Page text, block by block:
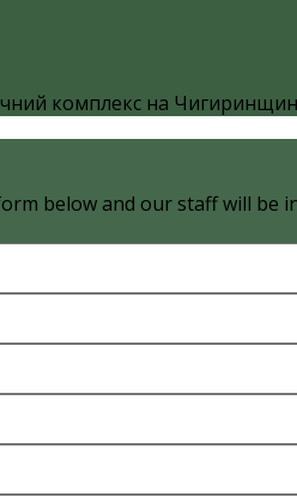
комплекс на
below and our staff will